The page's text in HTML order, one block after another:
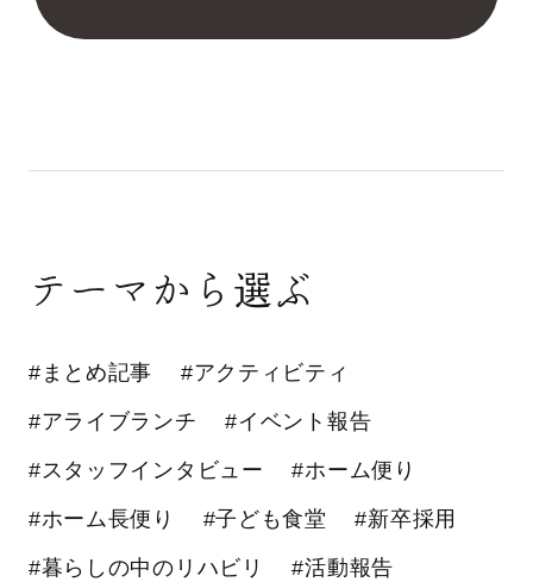
テーマから選ぶ
#まとめ記事 #アクティビティ
#アライブランチ #イベント報告
#スタッフインタビュー #ホーム便り
#ホーム長便り #子ども食堂 #新卒採用
#暮らしの中のリハビリ #活動報告